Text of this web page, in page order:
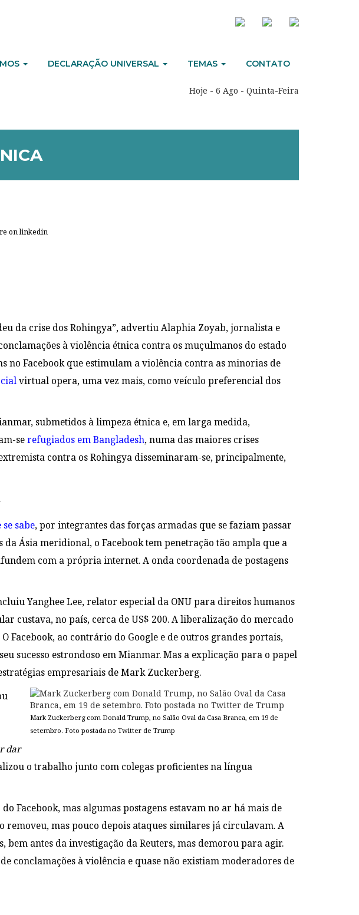
DECLARAÇÃO UNIVERSAL TEMAS CONTATO
Hoje - 6 Ago - Quinta-Feira
da crise dos Rohingya”, advertiu Alaphia Zoyab, jornalista e
à violência étnica contra os muçulmanos do estado
no Facebook que estimulam a violência contra as minorias de
virtual opera, uma vez mais, como veículo preferencial dos
submetidos à limpeza étnica e, em larga medida,
serefugiados em Bangladesh, numa das maiores crises
contra os Rohingya disseminaram-se, principalmente,
sabe, por integrantes das forças armadas que se faziam passar
Ásia meridional, o Facebook tem penetração tão ampla que a
com a própria internet. A onda coordenada de postagens
Yanghee Lee, relator especial da ONU para direitos humanos
custava, no país, cerca de US$ 200. A liberalização do mercado
Facebook, ao contrário do Google e de outros grandes portais,
sucesso estrondoso em Mianmar. Mas a explicação para o papel
empresariais de Mark Zuckerberg.
Mark Zuckerberg com Donald Trump, no Salão Oval da Casa Branca, em 19 de
setembro. Foto postada no Twitter de Trump
dar
o trabalho junto com colegas proficientes na língua
Facebook, mas algumas postagens estavam no ar há mais de
removeu, mas pouco depois ataques similares já circulavam. A
antes da investigação da Reuters, mas demorou para agir.
conclamações à violência e quase não existiam moderadores de